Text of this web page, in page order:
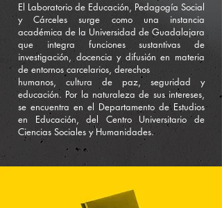
El Laboratorio de Educación, Pedagogía Social
y Cárceles surge como una instancia
académica de la Universidad de Guadalajara
que integra funciones sustantivas de
investigación, docencia y difusión en materia
de entornos carcelarios, derechos
humanos, cultura de paz, seguridad y
educación. Por la naturaleza de sus intereses,
se encuentra en el Departamento de Estudios
en Educación, del Centro Universitario de
Ciencias Sociales y Humanidades.